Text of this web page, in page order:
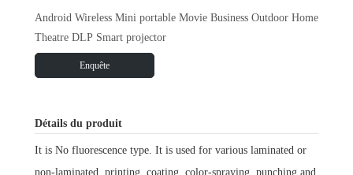
Android Wireless Mini portable Movie Business Outdoor Home
Theatre DLP Smart projector
Enquête
Détails du produit
It is No fluorescence type. It is used for various laminated or
non-laminated, printing, coating, color-spraying, punching and